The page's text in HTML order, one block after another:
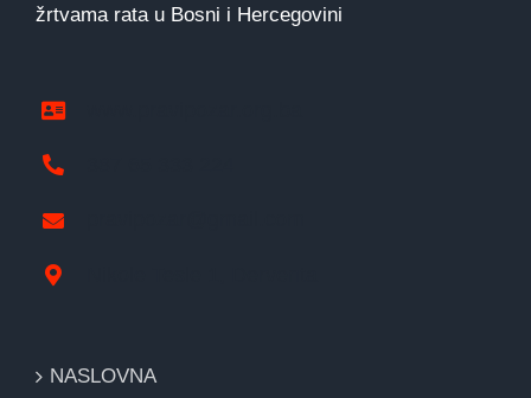
žrtvama rata u Bosni i Hercegovini
NASLOVNA